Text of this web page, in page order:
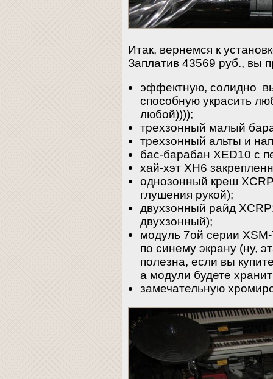
Итак, вернемся к
Заплатив 43569 руб., вы
эффектную, солидно
способную украсить
любой))));
трехзонный малый
трехзонный альты и
бас-барабан XED10 с
хай-хэт XH6
однозонный креш
глушения рукой);
двухзонный райд
двухзонный);
модуль 7ой серии
по синему экрану (ну,
полезна, если вы
а модули будете
замечательную